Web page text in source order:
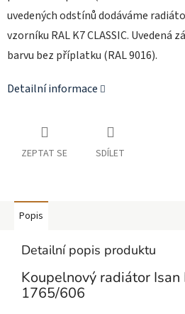
uvedených odstínů dodáváme
vzorníku RAL K7 CLASSIC. Uvedená
barvu bez příplatku (RAL 9016).
Detailní informace
ZEPTAT SE SDÍLET
Popis
Detailní popis produktu
Koupelnový radiátor
1765/606